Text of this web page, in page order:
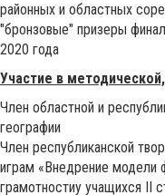
районных и областных
"бронзовые" призеры
2020 года
Участие в
Член областной и
географии
Член республиканской
играм «Внедрение модели
грамотностиу учащихся ІІ